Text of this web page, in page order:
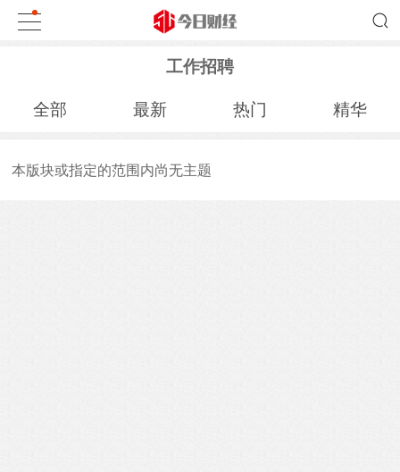
工作招聘
全部 最新 热门 精华
本版块或指定的范围内尚无主题